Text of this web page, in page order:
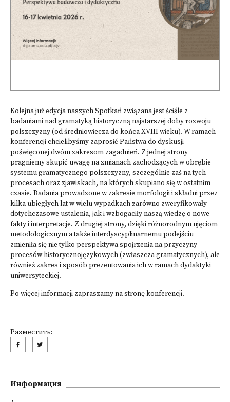
Kolejna już edycja naszych Spotkań związana jest ściśle z
badaniami nad gramatyką historyczną najstarszej doby rozwoju
polszczyzny (od średniowiecza do końca XVIII wieku). W ramach
konferencji chcielibyśmy zaprosić Państwa do dyskusji
poświęconej dwóm zakresom zagadnień. Z jednej strony
pragniemy skupić uwagę na zmianach zachodzących w obrębie
systemu gramatycznego polszczyzny, szczególnie zaś na tych
procesach oraz zjawiskach, na których skupiano się w ostatnim
czasie. Badania prowadzone w zakresie morfologii i składni przez
kilka ubiegłych lat w wielu wypadkach zarówno zweryfikowały
dotychczasowe ustalenia, jak i wzbogaciły naszą wiedzę o nowe
fakty i interpretacje. Z drugiej strony, dzięki różnorodnym ujęciom
metodologicznym a także interdyscyplinarnemu podejściu
zmieniła się nie tylko perspektywa spojrzenia na przyczyny
procesów historycznojęzykowych (zwłaszcza gramatycznych), ale
również zakres i sposób prezentowania ich w ramach dydaktyki
uniwersyteckiej.
Po więcej informacji zapraszamy na stronękonferencji.
Разместить:
Информация